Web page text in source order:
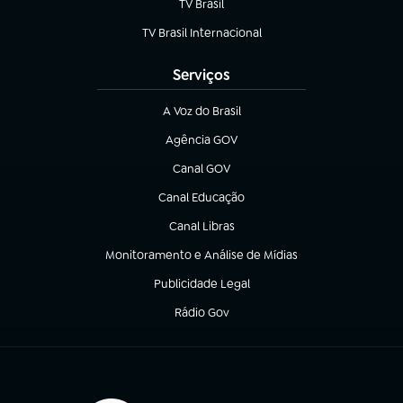
TV Brasil
(abre em nova aba)
TV Brasil Internacional
(abre em nova aba)
Serviços
A Voz do Brasil
(abre em nova aba)
Agência GOV
(abre em nova aba)
Canal GOV
(abre em nova aba)
Canal Educação
(abre em nova aba)
Canal Libras
(abre em nova aba)
Monitoramento e Análise de Mídias
(abre em nova aba)
Publicidade Legal
(abre em nova aba)
Rádio Gov
(abre em nova aba)